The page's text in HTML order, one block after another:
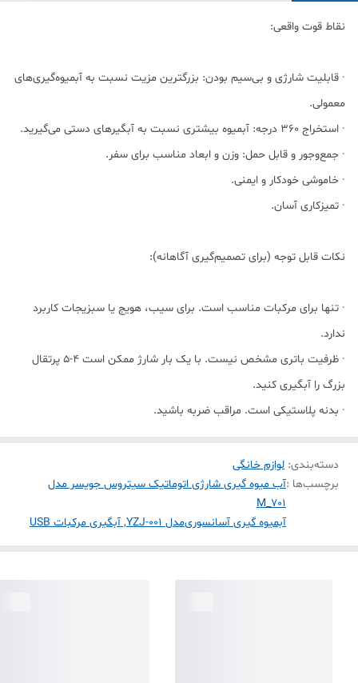
نقاط قوت واقعی:
· قابلیت شارژی و بی‌سیم بودن: بزرگترین مزیت نسبت به آبمیوه‌گیری‌های
معمولی.
· استخراج ۳۶۰ درجه: آبمیوه بیشتری نسبت به آبگیرهای دستی می‌گیرید.
· جمع‌وجور و قابل حمل: وزن و ابعاد مناسب برای سفر.
· خاموشی خودکار و ایمنی.
· تمیزکاری آسان.
نکات قابل توجه (برای تصمیم‌گیری آگاهانه):
· تنها برای مرکبات مناسب است. برای سیب، هویج یا سبزیجات کاربرد
ندارد.
· ظرفیت باتری مشخص نیست. با یک بار شارژ ممکن است ۴-۵ پرتقال
بزرگ را آبگیری کنید.
· بدنه پلاستیکی است. مراقب ضربه باشید.
دسته‌بندی: لوازم خانگی
برچسب‌ها :آب میوه گیری شارژی اتوماتیک سیتروس جویسر مدل
M_701
آبمیوه گیری آسانسوریمدل YZJ-001, آبگیری مرکبات USB